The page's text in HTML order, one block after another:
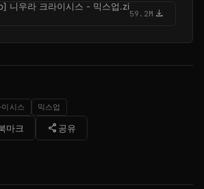
니우라 크라이시스 - 믹스업.zi
59.2M download
이시스 믹스업
마크 share 공유